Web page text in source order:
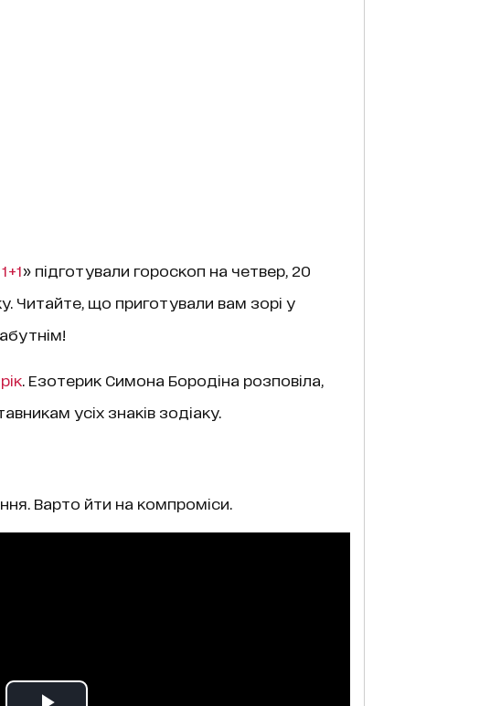
» підготували гороскоп на четвер, 20
Читайте, що приготували вам зорі у
. Езотерик Симона Бородіна розповіла,
усіх знаків зодіаку.
Варто йти на компроміси.